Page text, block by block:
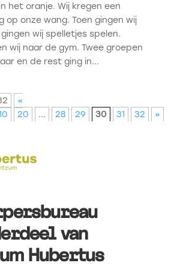
het oranje. Wij kregen een
op onze wang. Toen gingen wij
wij spelletjes spelen.
wij naar de gym. Twee groepen
en de rest ging in...
«
20 ... 28 29 30 31 32 »
van
Hubertus